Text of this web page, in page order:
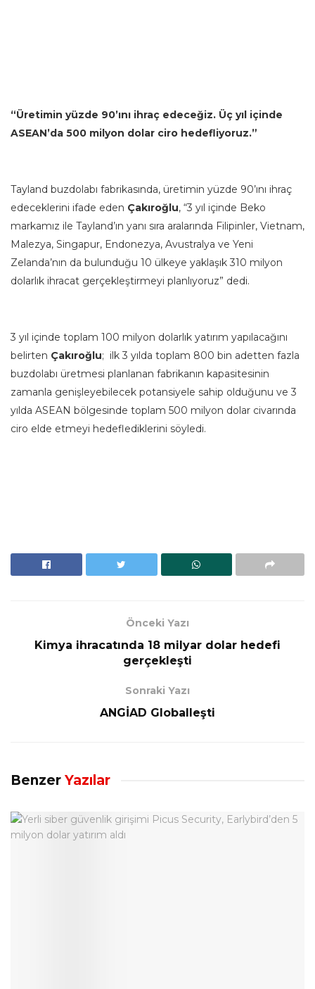
“Üretimin yüzde 90’ını ihraç edeceğiz. Üç yıl içinde
ASEAN’da 500 milyon dolar ciro hedefliyoruz.”
Tayland buzdolabı fabrikasında, üretimin yüzde 90’ını ihraç
edeceklerini ifade eden Çakıroğlu, “3 yıl içinde Beko
markamız ile Tayland’ın yanı sıra aralarında Filipinler, Vietnam,
Malezya, Singapur, Endonezya, Avustralya ve Yeni
Zelanda’nın da bulunduğu 10 ülkeye yaklaşık 310 milyon
dolarlık ihracat gerçekleştirmeyi planlıyoruz” dedi.
3 yıl içinde toplam 100 milyon dolarlık yatırım yapılacağını
belirten Çakıroğlu; ilk 3 yılda toplam 800 bin adetten fazla
buzdolabı üretmesi planlanan fabrikanın kapasitesinin
zamanla genişleyebilecek potansiyele sahip olduğunu ve 3
yılda ASEAN bölgesinde toplam 500 milyon dolar civarında
ciro elde etmeyi hedeflediklerini söyledi.
Önceki Yazı
Kimya ihracatında 18 milyar dolar hedefi
gerçekleşti
Sonraki Yazı
ANGİAD Globalleşti
Benzer Yazılar